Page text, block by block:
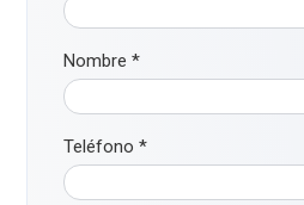
Nombre*
Teléfono*